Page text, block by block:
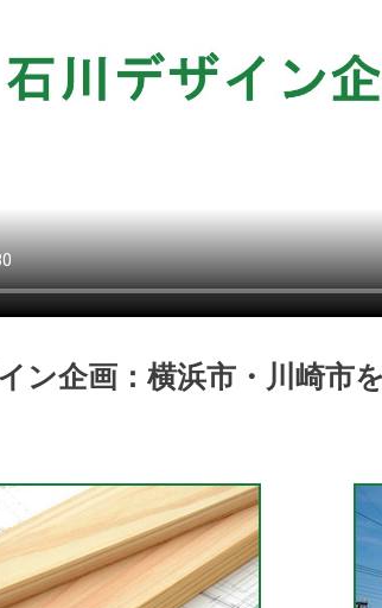
ン企画：横浜市・川崎市